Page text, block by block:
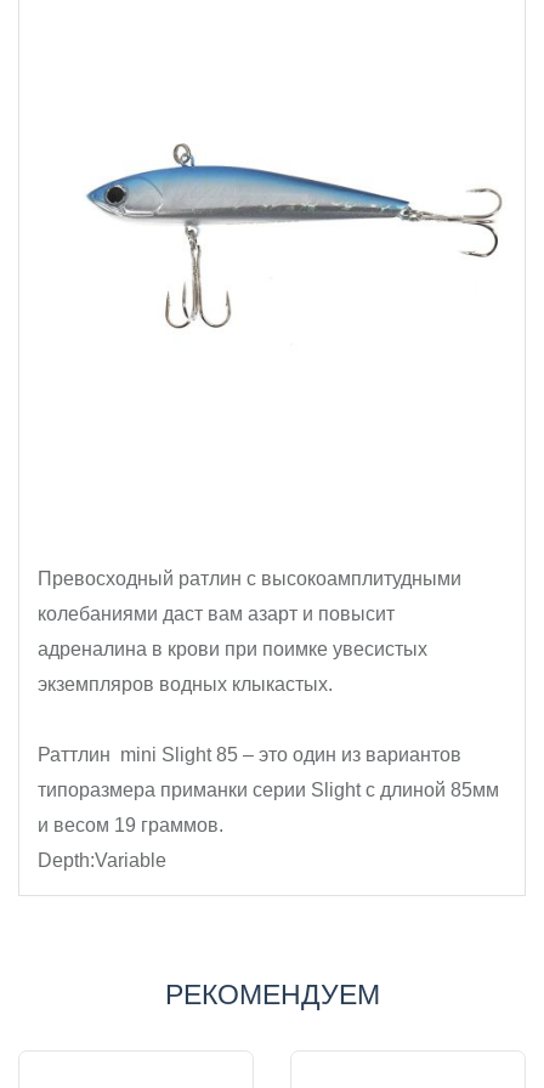
Превосходный ратлин с высокоамплитудными
колебаниями даст вам азарт и повысит
адреналина в крови при поимке увесистых
экземпляров водных клыкастых.
Раттлин  mini Slight 85 – это один из вариантов
типоразмера приманки серии Slight с длиной 85мм
и весом 19 граммов.
Depth:Variable
РЕКОМЕНДУЕМ